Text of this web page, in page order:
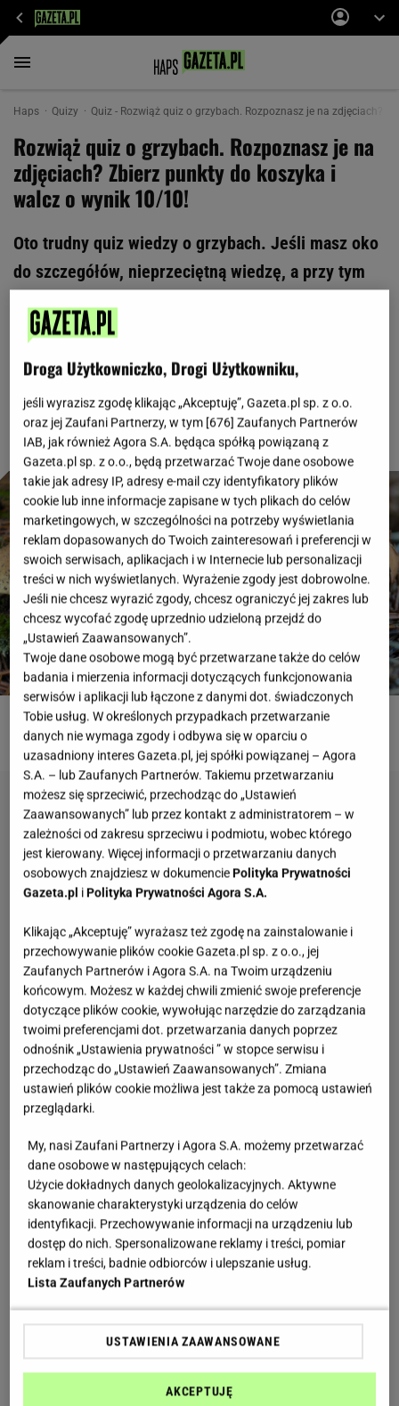
Haps Quizy Quiz - Rozwiąż quiz o grzybach. Rozpoznasz je na zdjęciach?
Rozwiąż quiz o grzybach. Rozpoznasz je na
zdjęciach? Zbierz punkty do koszyka i
walcz o wynik 10/10!
Oto trudny quiz wiedzy o grzybach. Jeśli masz oko
do szczegółów, nieprzeciętną wiedzę, a przy tym
dobry wynik! Przekonaj się, czy masz czego szukać
w lesie i udowodnij, że zasługujesz na tytuł
grzybiarza!
ROZWIĄŻ QUIZ
Stuhr, Gołas, Opania? Rozpoznaj polskiego
aktora na zdjęciu
Quiz dla spostrzegawczych. Znajdziesz
wszystkie 7 różnic?
Kulinarny quiz wiedzy. 11/11 zdobędą tylko
prawdziwi smakosze!
Droga Użytkowniczko, Drogi Użytkowniku,
jeśli wyrazisz zgodę klikając „Akceptuję”, Gazeta.pl sp. z o.o.
oraz jej Zaufani Partnerzy, w tym [676] Zaufanych Partnerów
IAB, jak również Agora S.A. będąca spółką powiązaną z
Gazeta.pl sp. z o.o., będą przetwarzać Twoje dane osobowe
takie jak adresy IP, adresy e-mail czy identyfikatory plików
cookie lub inne informacje zapisane w tych plikach do celów
marketingowych, w szczególności na potrzeby wyświetlania
reklam dopasowanych do Twoich zainteresowań i preferencji w
swoich serwisach, aplikacjach i w Internecie lub personalizacji
treści w nich wyświetlanych. Wyrażenie zgody jest dobrowolne.
Jeśli nie chcesz wyrazić zgody, chcesz ograniczyć jej zakres lub
chcesz wycofać zgodę uprzednio udzieloną przejdź do
„Ustawień Zaawansowanych”.
Twoje dane osobowe mogą być przetwarzane także do celów
badania i mierzenia informacji dotyczących funkcjonowania
serwisów i aplikacji lub łączone z danymi dot. świadczonych
Tobie usług. W określonych przypadkach przetwarzanie
danych nie wymaga zgody i odbywa się w oparciu o
uzasadniony interes Gazeta.pl, jej spółki powiązanej – Agora
S.A. – lub Zaufanych Partnerów. Takiemu przetwarzaniu
możesz się sprzeciwić, przechodząc do „Ustawień
Zaawansowanych” lub przez kontakt z administratorem – w
zależności od zakresu sprzeciwu i podmiotu, wobec którego
jest kierowany. Więcej informacji o przetwarzaniu danych
osobowych znajdziesz w dokumenciePolityka Prywatności
Gazeta.pl iPolityka Prywatności Agora S.A.
Klikając „Akceptuję” wyrażasz też zgodę na zainstalowanie i
przechowywanie plików cookie Gazeta.pl sp. z o.o., jej
Zaufanych Partnerów i Agora S.A. na Twoim urządzeniu
końcowym. Możesz w każdej chwili zmienić swoje preferencje
dotyczące plików cookie, wywołując narzędzie do zarządzania
twoimi preferencjami dot. przetwarzania danych poprzez
odnośnik „Ustawienia prywatności ” w stopce serwisu i
przechodząc do „Ustawień Zaawansowanych”. Zmiana
ustawień plików cookie możliwa jest także za pomocą ustawień
przeglądarki.
My, nasi Zaufani Partnerzy i Agora S.A. możemy przetwarzać
dane osobowe w następujących celach:
Użycie dokładnych danych geolokalizacyjnych. Aktywne
skanowanie charakterystyki urządzenia do celów
identyfikacji. Przechowywanie informacji na urządzeniu lub
dostęp do nich. Spersonalizowane reklamy i treści, pomiar
reklam i treści, badnie odbiorców i ulepszanie usług.
Lista Zaufanych Partnerów
USTAWIENIA ZAAWANSOWANE
AKCEPTUJĘ